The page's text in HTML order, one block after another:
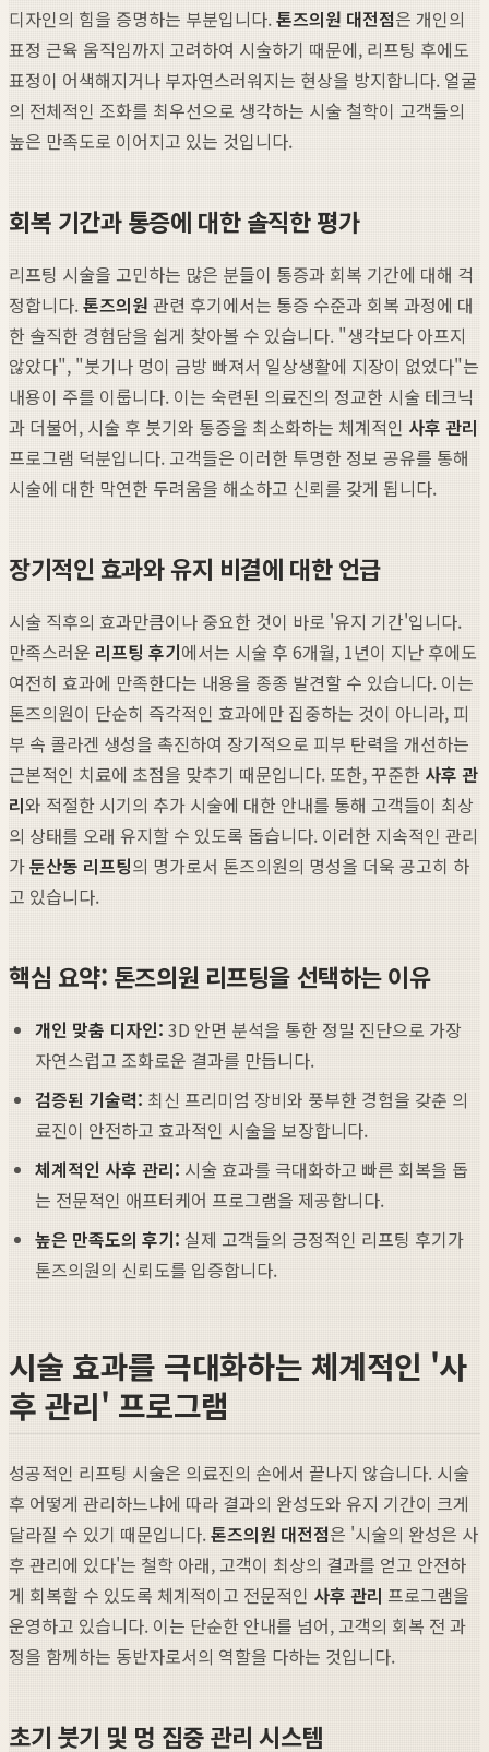
디자인의 힘을 증명하는 부분입니다.톤즈의원 대전점은 개인의
표정 근육 움직임까지 고려하여 시술하기 때문에, 리프팅 후에도
표정이 어색해지거나 부자연스러워지는 현상을 방지합니다. 얼굴
의 전체적인 조화를 최우선으로 생각하는 시술 철학이 고객들의
높은 만족도로 이어지고 있는 것입니다.
회복 기간과 통증에 대한 솔직한 평가
리프팅 시술을 고민하는 많은 분들이 통증과 회복 기간에 대해 걱
정합니다.톤즈의원 관련 후기에서는 통증 수준과 회복 과정에 대
한 솔직한 경험담을 쉽게 찾아볼 수 있습니다. "생각보다 아프지
않았다", "붓기나 멍이 금방 빠져서 일상생활에 지장이 없었다"는
내용이 주를 이룹니다. 이는 숙련된 의료진의 정교한 시술 테크닉
과 더불어, 시술 후 붓기와 통증을 최소화하는 체계적인 사후 관리
프로그램 덕분입니다. 고객들은 이러한 투명한 정보 공유를 통해
시술에 대한 막연한 두려움을 해소하고 신뢰를 갖게 됩니다.
장기적인 효과와 유지 비결에 대한 언급
시술 직후의 효과만큼이나 중요한 것이 바로 '유지 기간'입니다.
만족스러운 리프팅 후기에서는 시술 후 6개월, 1년이 지난 후에도
여전히 효과에 만족한다는 내용을 종종 발견할 수 있습니다. 이는
톤즈의원이 단순히 즉각적인 효과에만 집중하는 것이 아니라, 피
부 속 콜라겐 생성을 촉진하여 장기적으로 피부 탄력을 개선하는
근본적인 치료에 초점을 맞추기 때문입니다. 또한, 꾸준한 사후 관
리와 적절한 시기의 추가 시술에 대한 안내를 통해 고객들이 최상
의 상태를 오래 유지할 수 있도록 돕습니다. 이러한 지속적인 관리
가둔산동 리프팅의 명가로서 톤즈의원의 명성을 더욱 공고히 하
고 있습니다.
핵심 요약: 톤즈의원 리프팅을 선택하는 이유
개인 맞춤 디자인: 3D 안면 분석을 통한 정밀 진단으로 가장
자연스럽고 조화로운 결과를 만듭니다.
검증된 기술력: 최신 프리미엄 장비와 풍부한 경험을 갖춘 의
료진이 안전하고 효과적인 시술을 보장합니다.
체계적인 사후 관리: 시술 효과를 극대화하고 빠른 회복을 돕
는 전문적인 애프터케어 프로그램을 제공합니다.
높은 만족도의 후기: 실제 고객들의 긍정적인 리프팅 후기가
톤즈의원의 신뢰도를 입증합니다.
시술 효과를 극대화하는 체계적인 '사
후 관리' 프로그램
성공적인 리프팅 시술은 의료진의 손에서 끝나지 않습니다. 시술
후 어떻게 관리하느냐에 따라 결과의 완성도와 유지 기간이 크게
달라질 수 있기 때문입니다.톤즈의원 대전점은 '시술의 완성은 사
후 관리에 있다'는 철학 아래, 고객이 최상의 결과를 얻고 안전하
게 회복할 수 있도록 체계적이고 전문적인 사후 관리 프로그램을
운영하고 있습니다. 이는 단순한 안내를 넘어, 고객의 회복 전 과
정을 함께하는 동반자로서의 역할을 다하는 것입니다.
초기 붓기 및 멍 집중 관리 시스템